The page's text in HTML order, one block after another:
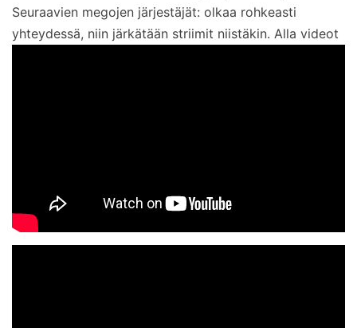
Seuraavien megojen järjestäjät: olkaa rohkeasti
yhteydessä, niin järkätään striimit niistäkin. Alla videot